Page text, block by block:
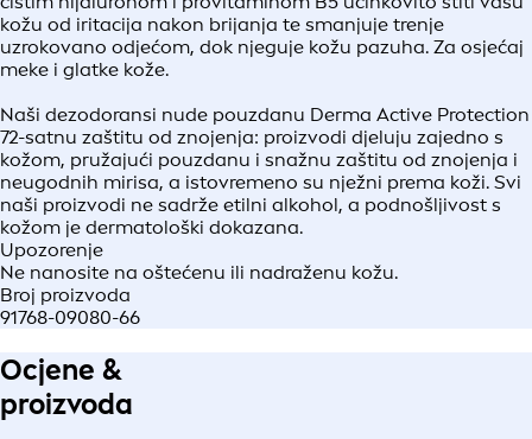
kožu od iritacija nakon brijanja te smanjuje trenje
uzrokovano odjećom, dok njeguje kožu pazuha. Za osjećaj
meke i glatke kože.
Naši dezodoransi nude pouzdanu Derma Active Protection
72-satnu zaštitu od znojenja: proizvodi djeluju zajedno s
kožom, pružajući pouzdanu i snažnu zaštitu od znojenja i
neugodnih mirisa, a istovremeno su nježni prema koži. Svi
naši proizvodi ne sadrže etilni alkohol, a podnošljivost s
kožom je dermatološki dokazana.
Upozorenje
Ne nanosite na oštećenu ili nadraženu kožu.
Broj proizvoda
91768-09080-66
Ocjene &
proizvoda